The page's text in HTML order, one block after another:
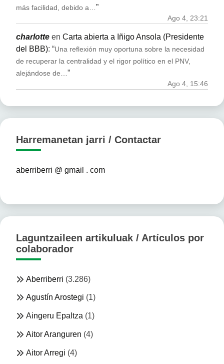
más facilidad, debido a… ”
Ago 4, 23:21
charlotte en Carta abierta a Iñigo Ansola (Presidente
del BBB): “Una reflexión muy oportuna sobre la necesidad
de recuperar la centralidad y el rigor político en el PNV,
alejándose de… ”
Ago 4, 15:46
Harremanetan jarri / Contactar
aberriberri @ gmail . com
Laguntzaileen artikuluak / Artículos por
colaborador
Aberriberri (3.286)
Agustín Arostegi (1)
Aingeru Epaltza (1)
Aitor Aranguren (4)
Aitor Arregi (4)